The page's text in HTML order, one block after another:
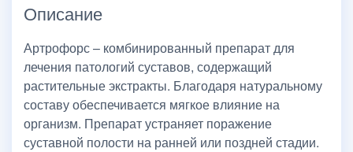
Описание
Артрофорс – комбинированный препарат для
лечения патологий суставов, содержащий
растительные экстракты. Благодаря натуральному
составу обеспечивается мягкое влияние на
организм. Препарат устраняет поражение
суставной полости на ранней или поздней стадии.